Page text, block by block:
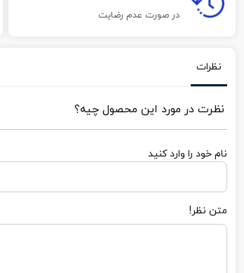
در صورت عدم رضایت
نظرات
نظرت در مورد این محصول چیه؟
نام خود را وارد کنید
متن نظر!